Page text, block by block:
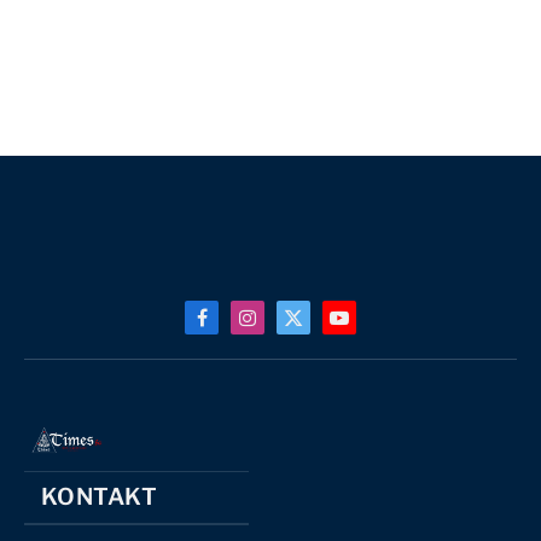
FacebookInstagram
X
(Twitter)
YouTube
KONTAKT